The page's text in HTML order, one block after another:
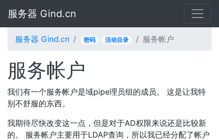
服务器 Gind.cn
服务器 Gind.cn 密码 活动目录 服务帐户
服务帐户
我们有一个服务帐户是域pipe理员组的成员。 这是让我特
别不舒服的东西。
我期待尽快改变这一点，但是对于AD权限来说还是比较新
的。 服务帐户主要用于LDAP查询，所以我已经分配了帐户